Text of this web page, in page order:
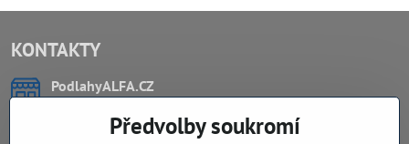
KONTAKTY
PodlahyALFA​.CZ
Záříčí, ev.č. 54
768 11 ChropyněPředvolby soukromí